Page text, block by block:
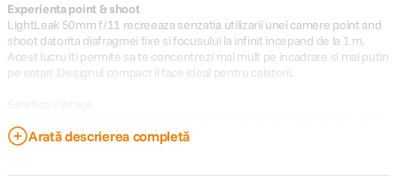
Experienta point & shoot
LightLeak 50mm f/11 recreeaza senzatia utilizarii unei camere point and
shoot datorita diafragmei fixe si focusului la infinit incepand de la 1 m.
Acest lucru iti permite sa te concentrezi mai mult pe incadrare si mai putin
pe setari. Designul compact il face ideal pentru calatorii.
un efect discret la unul accentuat. Distanta focala de 50mm este ideala
Arată descrierea completă